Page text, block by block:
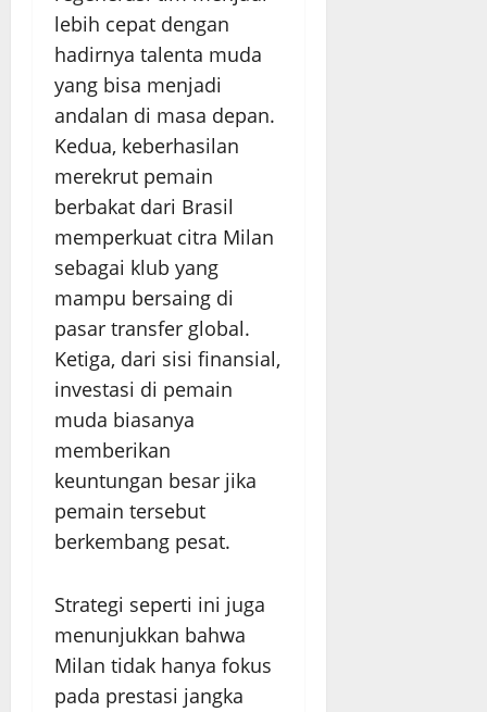
lebih cepat dengan
hadirnya talenta muda
yang bisa menjadi
andalan di masa depan.
Kedua, keberhasilan
merekrut pemain
berbakat dari Brasil
memperkuat citra Milan
sebagai klub yang
mampu bersaing di
pasar transfer global.
Ketiga, dari sisi finansial,
investasi di pemain
muda biasanya
memberikan
keuntungan besar jika
pemain tersebut
berkembang pesat.
Strategi seperti ini juga
menunjukkan bahwa
Milan tidak hanya fokus
pada prestasi jangka